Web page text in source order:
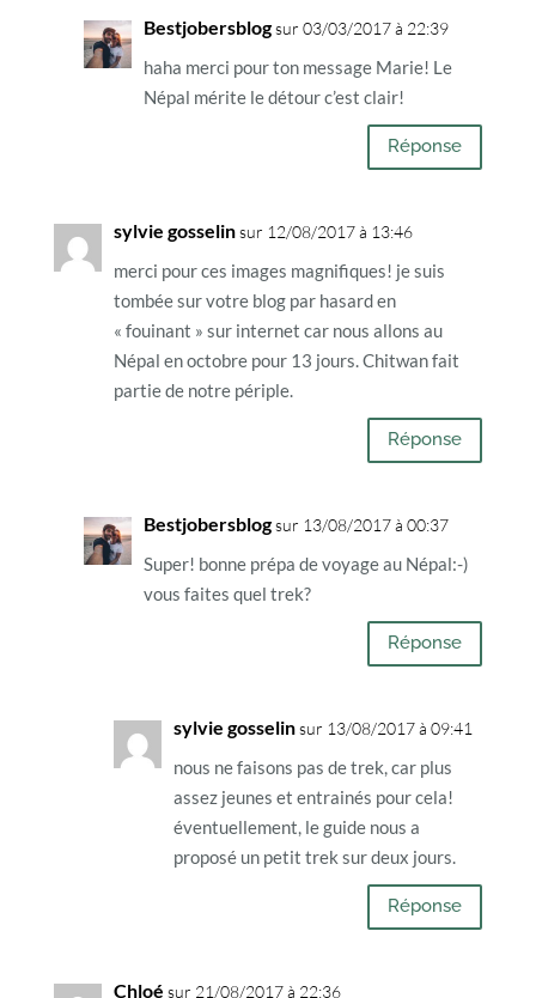
Bestjobersblogsur 03/03/2017 à 22:39
haha merci pour ton message Marie! Le
Népal mérite le détour c’est clair!
Réponse
sylvie gosselinsur 12/08/2017 à 13:46
merci pour ces images magnifiques! je suis
tombée sur votre blog par hasard en
« fouinant » sur internet car nous allons au
Népal en octobre pour 13 jours. Chitwan fait
partie de notre périple.
Réponse
Bestjobersblogsur 13/08/2017 à 00:37
Super! bonne prépa de voyage au Népal:-)
vous faites quel trek?
Réponse
sylvie gosselinsur 13/08/2017 à 09:41
nous ne faisons pas de trek, car plus
assez jeunes et entrainés pour cela!
éventuellement, le guide nous a
proposé un petit trek sur deux jours.
Réponse
Chloé sur 21/08/2017 à 22:36